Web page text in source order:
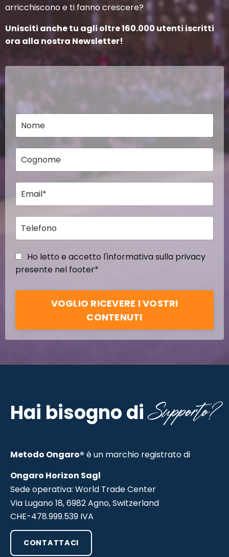
arricchiscono e ti fanno crescere?
Unisciti anche tu agli oltre 160.000 utenti iscritti
ora alla nostra Newsletter!
Ho letto e accetto l'informativa sulla privacy
presente nel footer*
VOGLIO RICEVERE I VOSTRI
CONTENUTI
Hai bisogno diSupporto?
Metodo Ongaro® è un marchio registrato di
Ongaro Horizon Sagl
Sede operativa: World Trade Center
Via Lugano 18, 6982 Agno, Switzerland
CHE-478.999.539 IVA
CONTATTACI